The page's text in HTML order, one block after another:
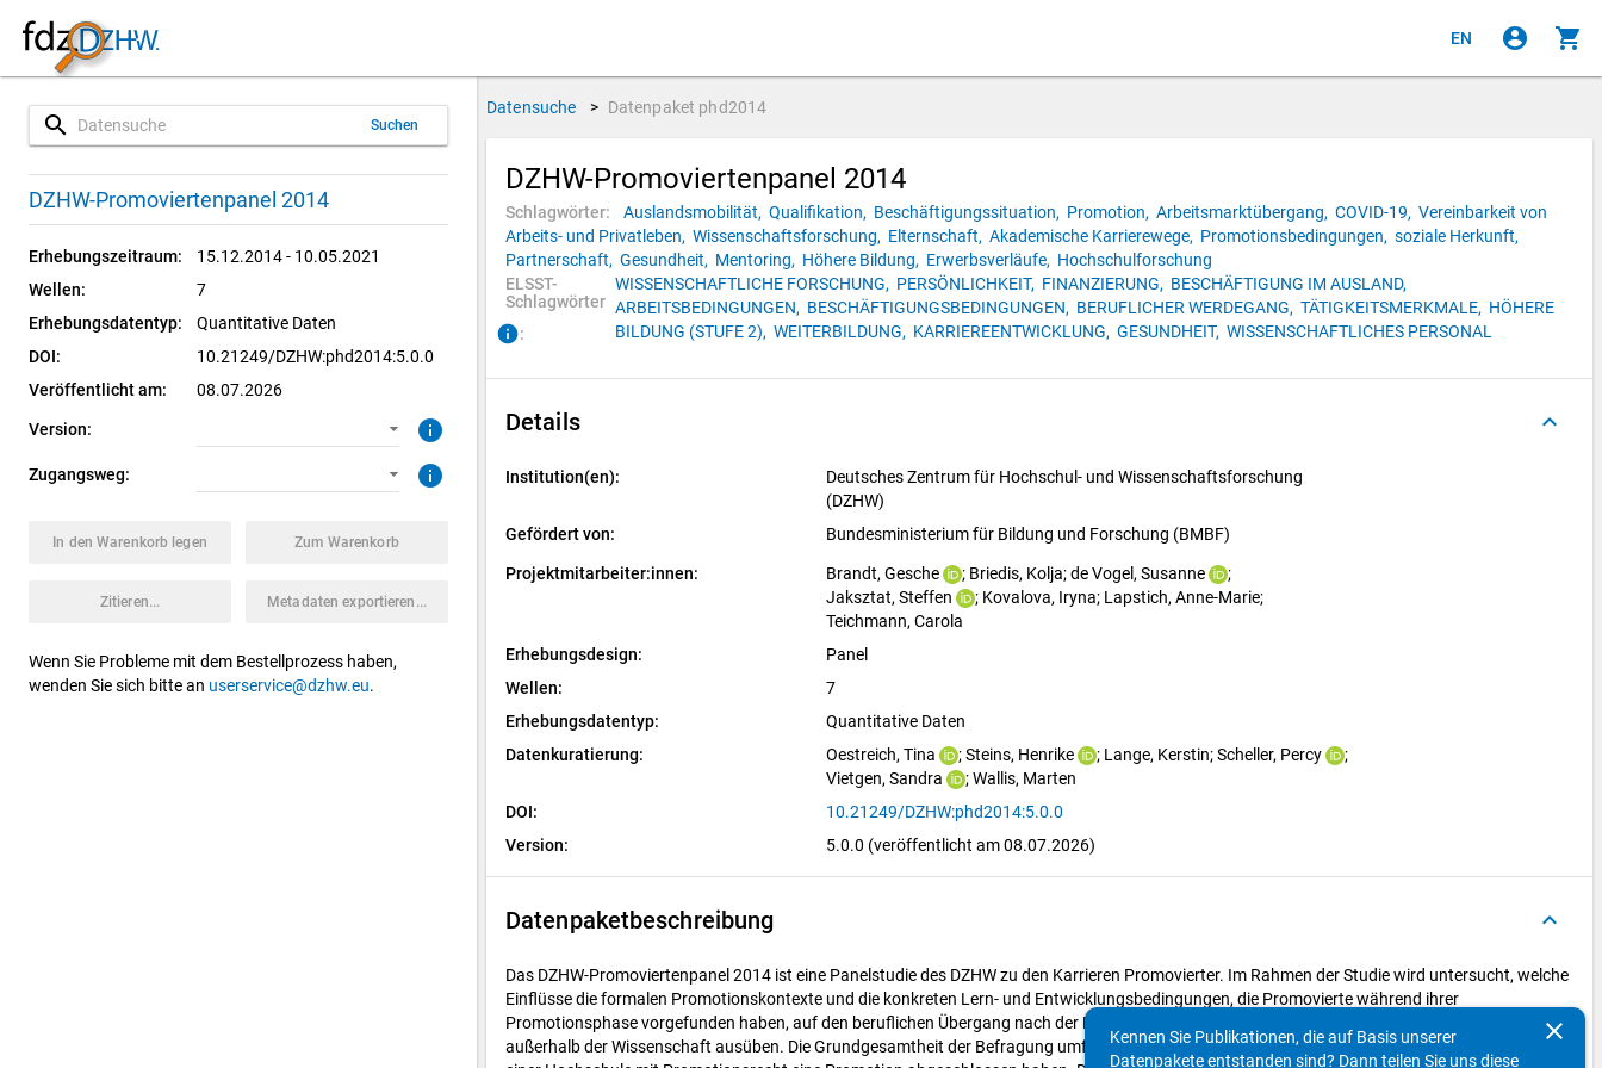
EN account_circle shopping_cart
search Suchen
DZHW-Promoviertenpanel 2014
Erhebungszeitraum:
15.12.2014 - 10.05.2021
Wellen:
7
Erhebungsdatentyp:
Quantitative Daten
DOI:
10.21249/DZHW:phd2014:5.0.0
Veröffentlicht am:
08.07.2026
Version:
5.0.0 (aktuell)
3.0.1
3.0.0
info
Zugangsweg:
CUF: Download
SUF: Remote-Desktop
SUF: On-Site
info
In den Warenkorb legen Zum Warenkorb
Zitieren... Metadaten exportieren...
Wenn Sie Probleme mit dem Bestellprozess haben,
wenden Sie sich bitte an userservice@dzhw.eu.
Datensuche > Datenpaket phd2014
DZHW-Promoviertenpanel 2014
Schlagwörter: Auslandsmobilität, Qualifikation, Beschäftigungssituation, Promotion, Arbeitsmarktübergang, COVID-19, Vereinbarkeit von
Arbeits- und Privatleben, Wissenschaftsforschung, Elternschaft, Akademische Karrierewege, Promotionsbedingungen, soziale Herkunft,
Partnerschaft, Gesundheit, Mentoring, Höhere Bildung, Erwerbsverläufe, Hochschulforschung
ELSST-
Schlagwörter
info:
WISSENSCHAFTLICHE FORSCHUNG, PERSÖNLICHKEIT, FINANZIERUNG, BESCHÄFTIGUNG IM AUSLAND,
ARBEITSBEDINGUNGEN, BESCHÄFTIGUNGSBEDINGUNGEN, BERUFLICHER WERDEGANG, TÄTIGKEITSMERKMALE, HÖHERE
BILDUNG (STUFE 2), WEITERBILDUNG, KARRIEREENTWICKLUNG, GESUNDHEIT, WISSENSCHAFTLICHES PERSONAL
Details keyboard_arrow_up
Institution(en):
Deutsches Zentrum für Hochschul- und Wissenschaftsforschung
(DZHW)
Gefördert von:
Bundesministerium für Bildung und Forschung (BMBF)
Projektmitarbeiter:innen: Brandt, Gesche ; Briedis, Kolja; de Vogel, Susanne
;
Jaksztat, Steffen
; Kovalova, Iryna; Lapstich, Anne-Marie;
Teichmann, Carola
Erhebungsdesign:
Panel
Wellen:
7
Erhebungsdatentyp:
Quantitative Daten
Datenkuratierung:
Oestreich, Tina ; Steins, Henrike ; Lange, Kerstin; Scheller, Percy
;
Vietgen, Sandra
; Wallis, Marten
DOI:
10.21249/DZHW:phd2014:5.0.0
Version:
5.0.0 (veröffentlicht am 08.07.2026)
Datenpaketbeschreibung keyboard_arrow_up
Das DZHW-Promoviertenpanel 2014 ist eine Panelstudie des DZHW zu den Karrieren Promovierter. Im Rahmen der Studie wird untersucht, welche
Einflüsse die formalen Promotionskontexte und die konkreten Lern- und Entwicklungsbedingungen, die Promovierte während ihrer
Promotionsphase vorgefunden haben, auf den beruflichen Übergang nach der Promotion und auf den weiteren Berufsverlauf innerhalb und
außerhalb der Wissenschaft ausüben. Die Grundgesamtheit der Befragung umfasst alle Personen, die im Prüfungsjahr 2014 in Deutschland an
clear
Kennen Sie Publikationen, die auf Basis unserer
Datenpakete entstanden sind? Dann teilen Sie uns diese